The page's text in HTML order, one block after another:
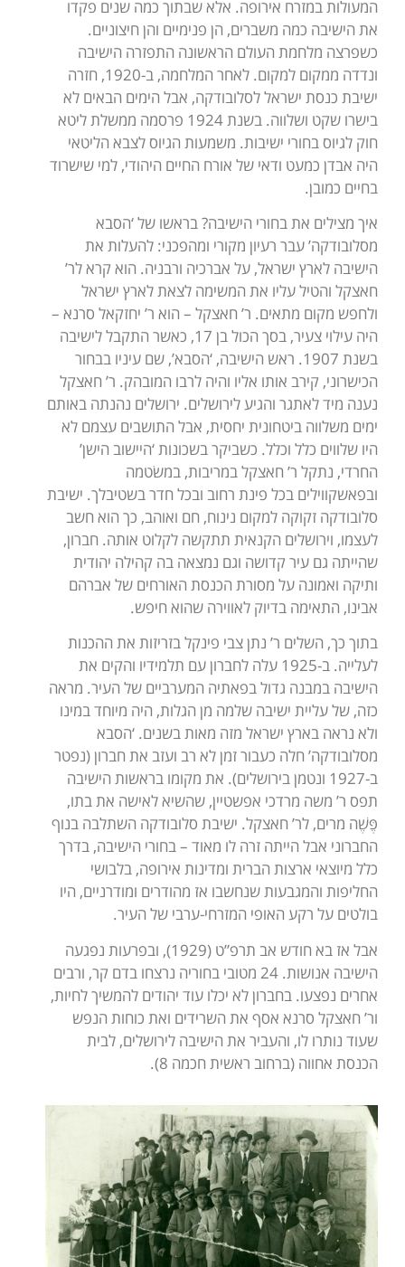
המעולות במזרח אירופה. אלא שבתוך כמה שנים פקדו
את הישיבה כמה משברים, הן פנימיים והן חיצוניים.
כשפרצה מלחמת העולם הראשונה התפזרה הישיבה
ונדדה ממקום למקום. לאחר המלחמה, ב-1920, חזרה
ישיבת כנסת ישראל לסלובודקה, אבל הימים הבאים לא
בישרו שקט ושלווה. בשנת 1924 פרסמה ממשלת ליטא
חוק לגיוס בחורי ישיבות. משמעות הגיוס לצבא הליטאי
היה אבדן כמעט ודאי של אורח החיים היהודי, למי שישרוד
בחיים כמובן.
איך מצילים את בחורי הישיבה? בראשו של ‘הסבא
מסלובודקה’ עבר רעיון מקורי ומהפכני: להעלות את
הישיבה לארץ ישראל, על אברכיה ורבניה. הוא קרא לר’
חאצקל והטיל עליו את המשימה לצאת לארץ ישראל
ולחפש מקום מתאים. ר’ חאצקל – הוא ר’ יחזקאל סרנא –
היה עילוי צעיר, בסך הכול בן 17, כאשר התקבל לישיבה
בשנת 1907. ראש הישיבה, ‘הסבא’, שם עיניו בבחור
הכישרוני, קירב אותו אליו והיה לרבו המובהק. ר’ חאצקל
נענה מיד לאתגר והגיע לירושלים. ירושלים נהנתה באותם
ימים משלווה ביטחונית יחסית, אבל התושבים עצמם לא
היו שלווים כלל וכלל. כשביקר בשכונות ‘היישוב הישן’
החרדי, נתקל ר’ חאצקל במריבות, במשׂטמה
ובפאשקווילים בכל פינת רחוב ובכל חדר בשטיבלך. ישיבת
סלובודקה זקוקה למקום נינוח, חם ואוהב, כך הוא חשב
לעצמו, וירושלים הקנאית תתקשה לקלוט אותה. חברון,
שהייתה גם עיר קדושה וגם נמצאה בה קהילה יהודית
ותיקה ואמונה על מסורת הכנסת האורחים של אברהם
אבינו, התאימה בדיוק לאווירה שהוא חיפש.
בתוך כך, השלים ר’ נתן צבי פינקל בזריזות את ההכנות
לעלייה. ב-1925 עלה לחברון עם תלמידיו והקים את
הישיבה במבנה גדול בפאתיה המערביים של העיר. מראה
כזה, של עליית ישיבה שלמה מן הגלות, היה מיוחד במינו
ולא נראה בארץ ישראל מזה מאות בשנים. ‘הסבא
מסלובודקה’ חלה כעבור זמן לא רב ועזב את חברון (נפטר
ב-1927 ונטמן בירושלים). את מקומו בראשות הישיבה
תפס ר’ משה מרדכי אפשטיין, שהשיא לאישה את בתו,
פֶּשֶׁה מרים, לר’ חאצקל. ישיבת סלובודקה השתלבה בנוף
החברוני אבל הייתה זרה לו מאוד – בחורי הישיבה, בדרך
כלל מיוצאי ארצות הברית ומדינות אירופה, בלבושי
החליפות והמגבעות שנחשבו אז מהודרים ומודרניים, היו
בולטים על רקע האופי המזרחי-ערבי של העיר.
אבל אז בא חודש אב תרפ”ט (1929), ובפרעות נפגעה
הישיבה אנושות. 24 מטובי בחוריה נרצחו בדם קר, ורבים
אחרים נפצעו. בחברון לא יכלו עוד יהודים להמשיך לחיות,
ור’ חאצקל סרנא אסף את השרידים ואת כוחות הנפש
שעוד נותרו לו, והעביר את הישיבה לירושלים, לבית
הכנסת אחווה (ברחוב ראשית חכמה 8).